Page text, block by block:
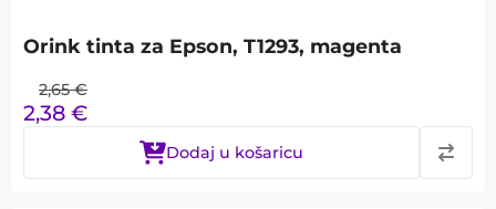
Orink tinta za Epson, T1293, magenta
2,65 €
2,38 €
Dodaj u košaricu